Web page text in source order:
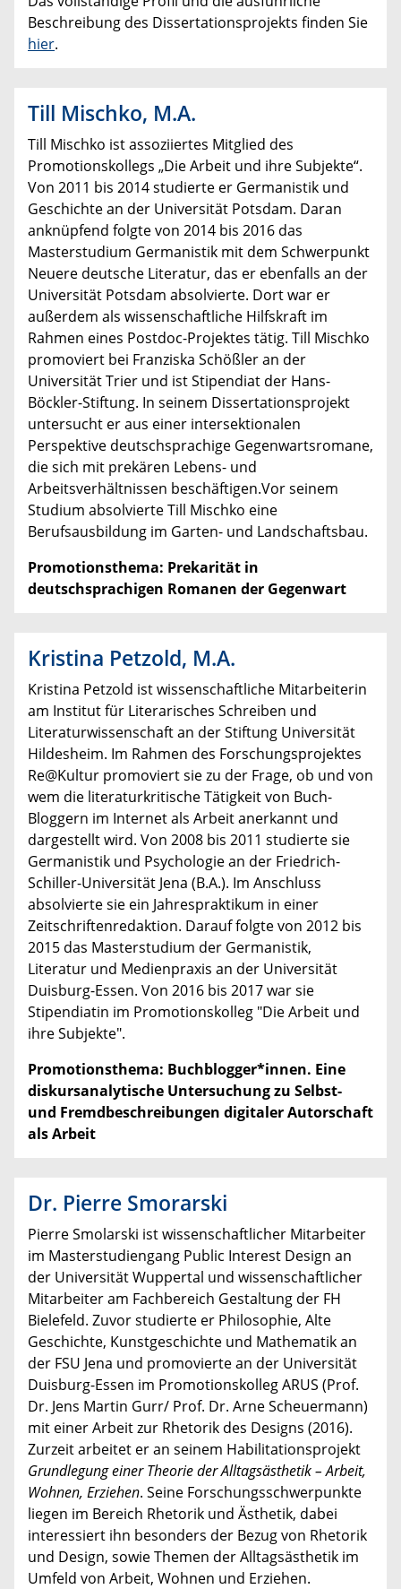
Beschreibung des Dissertationsprojekts finden Sie
hier.
Till Mischko, M.A.
Till Mischko ist assoziiertes Mitglied des
Promotionskollegs „Die Arbeit und ihre Subjekte“.
Von 2011 bis 2014 studierte er Germanistik und
Geschichte an der Universität Potsdam. Daran
anknüpfend folgte von 2014 bis 2016 das
Masterstudium Germanistik mit dem Schwerpunkt
Neuere deutsche Literatur, das er ebenfalls an der
Universität Potsdam absolvierte. Dort war er
außerdem als wissenschaftliche Hilfskraft im
Rahmen eines Postdoc-Projektes tätig. Till Mischko
promoviert bei Franziska Schößler an der
Universität Trier und ist Stipendiat der Hans-
Böckler-Stiftung. In seinem Dissertationsprojekt
untersucht er aus einer intersektionalen
Perspektive deutschsprachige Gegenwartsromane,
die sich mit prekären Lebens- und
Arbeitsverhältnissen beschäftigen.Vor seinem
Studium absolvierte Till Mischko eine
Berufsausbildung im Garten- und Landschaftsbau.
Promotionsthema: Prekarität in
deutschsprachigen Romanen der Gegenwart
Kristina Petzold, M.A.
Kristina Petzold ist wissenschaftliche Mitarbeiterin
am Institut für Literarisches Schreiben und
Literaturwissenschaft an der Stiftung Universität
Hildesheim. Im Rahmen des Forschungsprojektes
Re@Kultur promoviert sie zu der Frage, ob und von
wem die literaturkritische Tätigkeit von Buch-
Bloggern im Internet als Arbeit anerkannt und
dargestellt wird. Von 2008 bis 2011 studierte sie
Germanistik und Psychologie an der Friedrich-
Schiller-Universität Jena (B.A.). Im Anschluss
absolvierte sie ein Jahrespraktikum in einer
Zeitschriftenredaktion. Darauf folgte von 2012 bis
2015 das Masterstudium der Germanistik,
Literatur und Medienpraxis an der Universität
Duisburg-Essen. Von 2016 bis 2017 war sie
Stipendiatin im Promotionskolleg "Die Arbeit und
ihre Subjekte".
Promotionsthema: Buchblogger*innen. Eine
diskursanalytische Untersuchung zu Selbst-
und Fremdbeschreibungen digitaler Autorschaft
als Arbeit
Dr. Pierre Smorarski
Pierre Smolarski ist wissenschaftlicher Mitarbeiter
im Masterstudiengang Public Interest Design an
der Universität Wuppertal und wissenschaftlicher
Mitarbeiter am Fachbereich Gestaltung der FH
Bielefeld. Zuvor studierte er Philosophie, Alte
Geschichte, Kunstgeschichte und Mathematik an
der FSU Jena und promovierte an der Universität
Duisburg-Essen im Promotionskolleg ARUS (Prof.
Dr. Jens Martin Gurr/ Prof. Dr. Arne Scheuermann)
mit einer Arbeit zur Rhetorik des Designs (2016).
Zurzeit arbeitet er an seinem Habilitationsprojekt
Grundlegung einer Theorie der Alltagsästhetik – Arbeit,
Wohnen, Erziehen. Seine Forschungsschwerpunkte
liegen im Bereich Rhetorik und Ästhetik, dabei
interessiert ihn besonders der Bezug von Rhetorik
und Design, sowie Themen der Alltagsästhetik im
Umfeld von Arbeit, Wohnen und Erziehen.